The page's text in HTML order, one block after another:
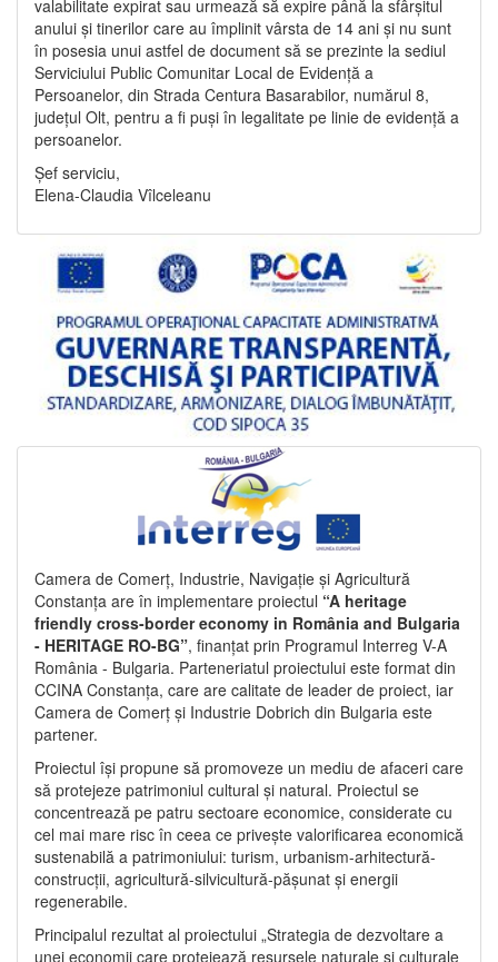
valabilitate expirat sau urmează să expire până la sfârșitul
anului și tinerilor care au împlinit vârsta de 14 ani și nu sunt
în posesia unui astfel de document să se prezinte la sediul
Serviciului Public Comunitar Local de Evidență a
Persoanelor, din Strada Centura Basarabilor, numărul 8,
județul Olt, pentru a fi puși în legalitate pe linie de evidență a
persoanelor.
Șef serviciu,
Elena-Claudia Vîlceleanu
Camera de Comerț, Industrie, Navigație și Agricultură
Constanța are în implementare proiectul “A heritage
friendly cross-border economy in România and Bulgaria
- HERITAGE RO-BG”, finanțat prin Programul Interreg V-A
România - Bulgaria. Parteneriatul proiectului este format din
CCINA Constanța, care are calitate de leader de proiect, iar
Camera de Comerț și Industrie Dobrich din Bulgaria este
partener.
Proiectul își propune să promoveze un mediu de afaceri care
să protejeze patrimoniul cultural și natural. Proiectul se
concentrează pe patru sectoare economice, considerate cu
cel mai mare risc în ceea ce privește valorificarea economică
sustenabilă a patrimoniului: turism, urbanism-arhitectură-
construcții, agricultură-silvicultură-pășunat și energii
regenerabile.
Principalul rezultat al proiectului „Strategia de dezvoltare a
unei economii care protejează resursele naturale și culturale